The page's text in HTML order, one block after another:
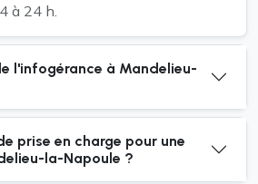
à 24 h.
l'infogérance à Mandelieu-
prise en charge pour une
la-Napoule ?